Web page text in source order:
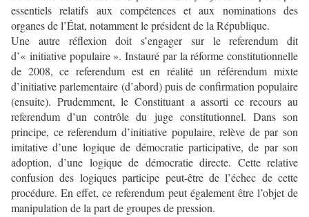
essentiels relatifs aux compétences et aux nominations des
organes de l’État, notamment le président de la République.
Une autre réflexion doit s’engager sur le referendum dit
d’« initiative populaire ». Instauré par la réforme constitutionnelle
de 2008, ce referendum est en réalité un référendum mixte
d’initiative parlementaire (d’abord) puis de confirmation populaire
(ensuite). Prudemment, le Constituant a assorti ce recours au
referendum d’un contrôle du juge constitutionnel. Dans son
principe, ce referendum d’initiative populaire, relève de par son
imitative d’une logique de démocratie participative, de par son
adoption, d’une logique de démocratie directe. Cette relative
confusion des logiques participe peut-être de l’échec de cette
procédure. En effet, ce referendum peut également être l’objet de
manipulation de la part de groupes de pression.